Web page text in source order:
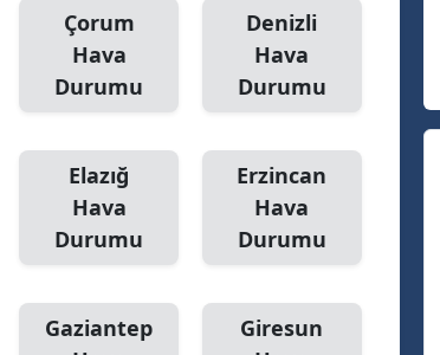
Tekirdağ
Tunceli
Uşak
Çorum
Hava
Durumu
Denizli
Hava
Durumu
Elazığ
Hava
Durumu
Erzincan
Hava
Durumu
Gaziantep
Giresun